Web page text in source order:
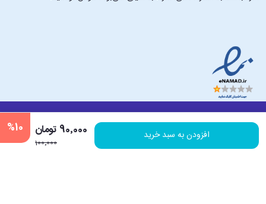
افزودن به سبد خرید 90٬000 تومان
100٬000
%10 درباره ۳۰بوک تماس با ما سایر لینک‌ها